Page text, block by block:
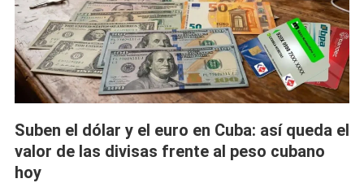
De
Los
700
Y
800
En
El
Suben el dólar y el euro en Cuba: así queda el
valor de las divisas frente al peso cubano
hoy